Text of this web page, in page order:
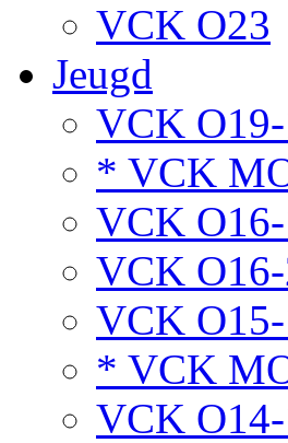
VCK O23
Jeugd
VCK
* VCK
VCK
VCK
VCK
* VCK
VCK